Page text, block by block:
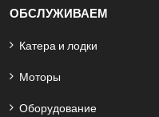
ОБСЛУЖИВАЕМ
Катера и лодки
Моторы
Оборудование